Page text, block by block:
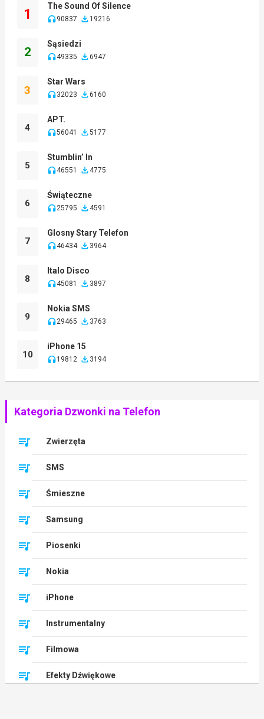
1
The Sound Of Silence
90837 19216
2
Sąsiedzi
49335 6947
3
Star Wars
32023 6160
4
APT.
56041 5177
5
Stumblin’ In
46551 4775
6
Świąteczne
25795 4591
7
Glosny Stary Telefon
46434 3964
8
Italo Disco
45081 3897
9
Nokia SMS
29465 3763
10
iPhone 15
19812 3194
Kategoria Dzwonki na Telefon
Zwierzęta
SMS
Śmieszne
Samsung
Piosenki
Nokia
iPhone
Instrumentalny
Filmowa
Efekty Dźwiękowe